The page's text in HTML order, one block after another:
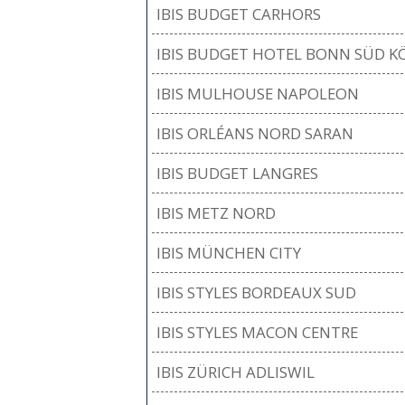
IBIS BUDGET CARHORS
IBIS BUDGET HOTEL BONN SÜD
IBIS MULHOUSE NAPOLEON
IBIS ORLÉANS NORD SARAN
IBIS BUDGET LANGRES
IBIS METZ NORD
IBIS MÜNCHEN CITY
IBIS STYLES BORDEAUX SUD
IBIS STYLES MACON CENTRE
IBIS ZÜRICH ADLISWIL